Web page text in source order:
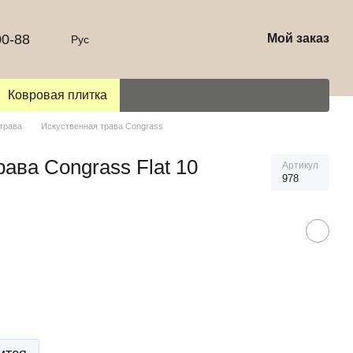
88 Рус Мой заказ
Ковровая плитка
Искуственная трава Congrass
Congrass Flat 10 Артикул
978